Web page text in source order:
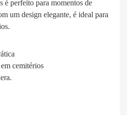
perfeito para momentos de
um design elegante, é ideal para
cemitérios